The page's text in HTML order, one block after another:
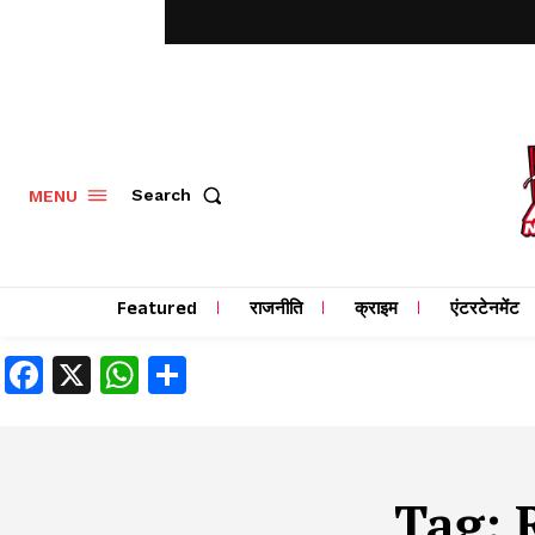
MENU Search
Featured राजनीति क्राइम एंटरटेनमेंट
Facebook
X WhatsApp